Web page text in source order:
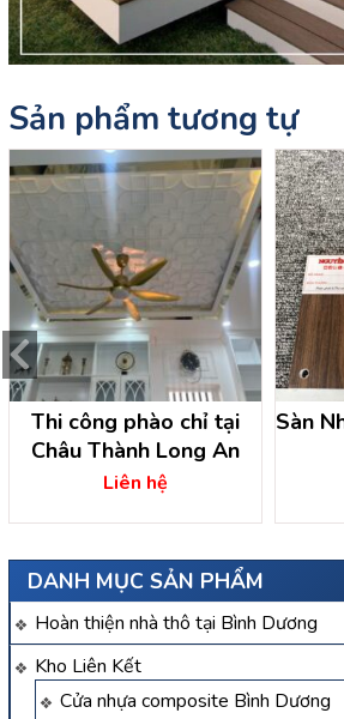
DANH MỤC SẢN PHẨM
Hoàn thiện nhà thô tại Bình Dương
Kho Liên Kết
Cửa nhựa composite Bình Dương
Sản phẩm tương tự
Thi công phào chỉ tại
Châu Thành Long An
Liên hệ
Sàn